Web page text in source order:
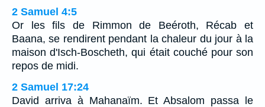
2 Samuel 4:5
Or les fils de Rimmon de Beéroth, Récab et
Baana, se rendirent pendant la chaleur du jour à la
maison d'Isch-Boscheth, qui était couché pour son
repos de midi.
2 Samuel 17:24
David arriva à Mahanaïm. Et Absalom passa le